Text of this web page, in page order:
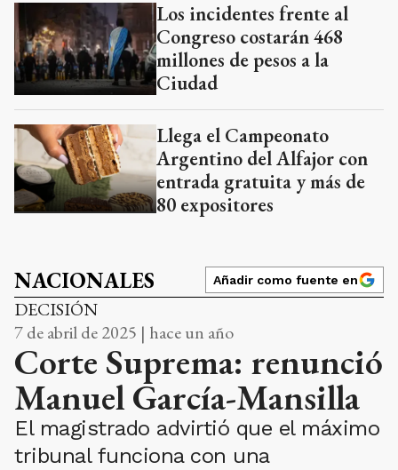
Los incidentes frente al
Congreso costarán 468
millones de pesos a la
Ciudad
Llega el Campeonato
Argentino del Alfajor con
entrada gratuita y más de
80 expositores
NACIONALES Añadir como fuente en
DECISIÓN
7 de abril de 2025 | hace un año
Corte Suprema: renunció
Manuel García-Mansilla
El magistrado advirtió que el máximo
tribunal funciona con una